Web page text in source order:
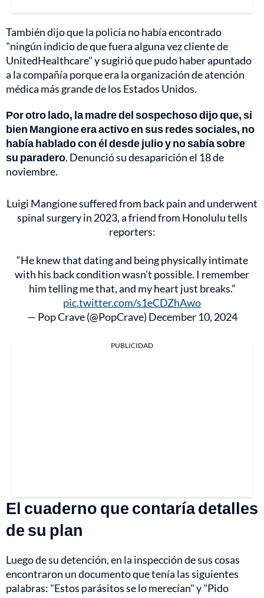
También dijo que la policía no había encontrado
"ningún indicio de que fuera alguna vez cliente de
UnitedHealthcare" y sugirió que pudo haber apuntado
a la compañía porque era la organización de atención
médica más grande de los Estados Unidos.
Por otro lado, la madre del sospechoso dijo que, si
bien Mangioneera activo en sus redes sociales, no
había hablado con él desde julio y no sabía sobre
su paradero. Denunció su desaparición el 18 de
noviembre.
Luigi Mangione suffered from back pain and underwent
spinal surgery in 2023, a friend from Honolulu tells
reporters:
“He knew that dating and being physically intimate
with his back condition wasn’t possible. I remember
him telling me that, and my heart just breaks.”
pic.twitter.com/s1eCDZhAwo
— Pop Crave (@PopCrave) December 10, 2024
PUBLICIDAD
El cuaderno que contaría detalles
de su plan
Luego de su detención, en la inspección de sus cosas
encontraron un documento que tenía las siguientes
palabras: "Estos parásitos se lo merecían" y "Pido